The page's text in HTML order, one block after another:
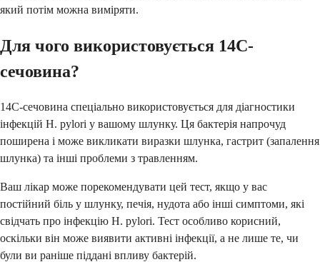
який потім можна виміряти.
Для чого використовується 14C-
сечовина?
14C-сечовина спеціально використовується для діагностики
інфекцій H. pylori у вашому шлунку. Ця бактерія напрочуд
поширена і може викликати виразки шлунка, гастрит (запалення
шлунка) та інші проблеми з травленням.
Ваш лікар може порекомендувати цей тест, якщо у вас
постійний біль у шлунку, печія, нудота або інші симптоми, які
свідчать про інфекцію H. pylori. Тест особливо корисний,
оскільки він може виявити активні інфекції, а не лише те, чи
були ви раніше піддані впливу бактерій.